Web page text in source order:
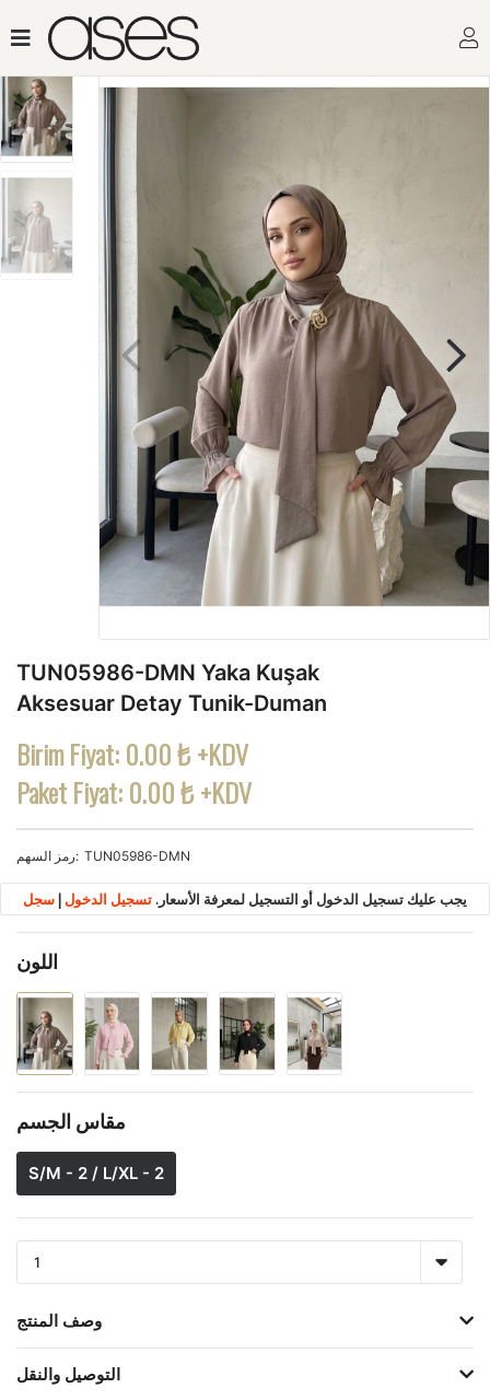
TUN05986-DMN Yaka Kuşak
Aksesuar Detay Tunik-Duman
Birim Fiyat:0.00 ₺ +KDV
Paket Fiyat:0.00 ₺ +KDV
رمز السهم TUN05986-DMN
يجب عليك تسجيل الدخول أو التسجيل لمعرفة الأسعار. تسجيل الدخول | سجل
اللون
مقاس الجسم
S/M - 2 / L/XL - 2
وصف المنتج
التوصيل والنقل